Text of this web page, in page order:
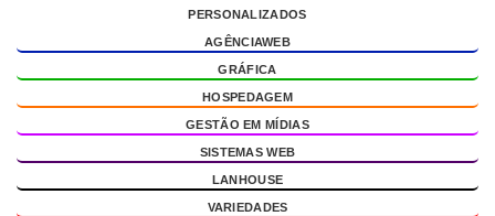
PERSONALIZADOS
AGÊNCIAWEB
GRÁFICA
HOSPEDAGEM
GESTÃO EM MÍDIAS
SISTEMAS WEB
LANHOUSE
VARIEDADES